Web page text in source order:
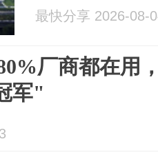
最快分享 2026-08-
厂商都在用
军"